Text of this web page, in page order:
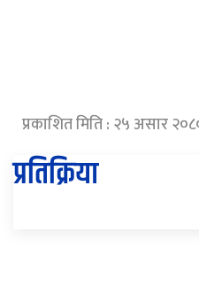
प्रकाशित मिति : २५ असार
प्रतिक्रिया